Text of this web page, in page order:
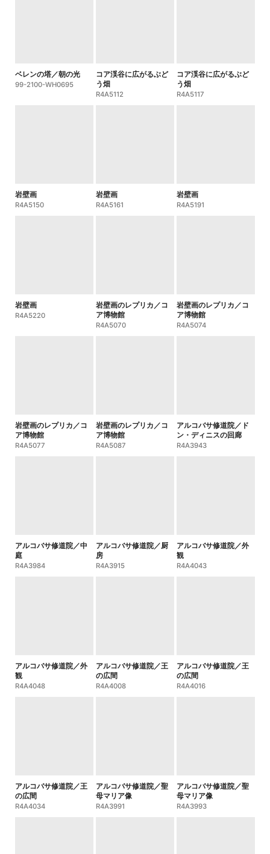
ベレンの塔／朝の光
99-2100-WH0695
コア渓谷に広がるぶど
う畑
R4A5112
コア渓谷に広がるぶど
う畑
R4A5117
岩壁画
R4A5150
岩壁画
R4A5161
岩壁画
R4A5191
岩壁画
R4A5220
岩壁画のレプリカ／コ
ア博物館
R4A5070
岩壁画のレプリカ／コ
ア博物館
R4A5074
岩壁画のレプリカ／コ
ア博物館
R4A5077
岩壁画のレプリカ／コ
ア博物館
R4A5087
アルコバサ修道院／ド
ン・ディニスの回廊
R4A3943
アルコバサ修道院／中
庭
R4A3984
アルコバサ修道院／厨
房
R4A3915
アルコバサ修道院／外
観
R4A4043
アルコバサ修道院／外
観
R4A4048
アルコバサ修道院／王
の広間
R4A4008
アルコバサ修道院／王
の広間
R4A4016
アルコバサ修道院／王
の広間
R4A4034
アルコバサ修道院／聖
母マリア像
R4A3991
アルコバサ修道院／聖
母マリア像
R4A3993